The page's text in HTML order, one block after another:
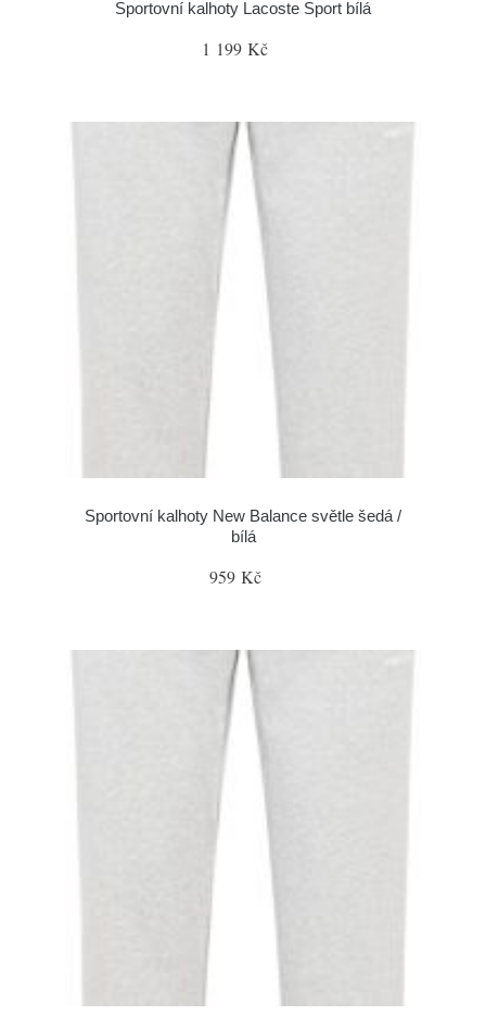
Sportovní kalhoty Lacoste Sport bílá
1 199 Kč
Sportovní kalhoty New Balance světle šedá /
bílá
959 Kč